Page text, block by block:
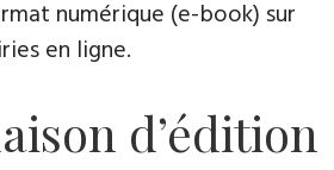
numérique (e-book) sur
en ligne.
d’édition